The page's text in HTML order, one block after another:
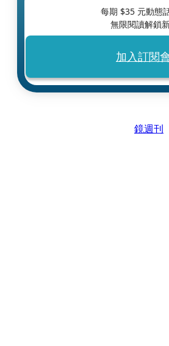
每期 $35 元動態
無限閱讀解鎖
加入訂閱
鏡週刊